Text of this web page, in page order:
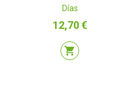
Días
Precio
12,70 €
shopping_cart